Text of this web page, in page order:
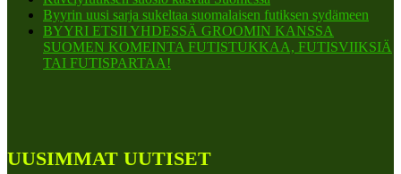
Byyrin uusi sarja sukeltaa suomalaisen futiksen sydämeen
BYYRI ETSII YHDESSÄ GROOMIN KANSSA
SUOMEN KOMEINTA FUTISTUKKAA, FUTISVIIKSIÄ
TAI FUTISPARTAA!
UUSIMMAT UUTISET